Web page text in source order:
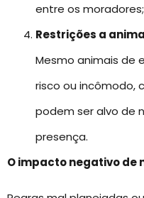
entre os moradores;
Restrições a
Mesmo animais de
risco ou incômodo,
podem ser alvo de
presença.
O impacto negativo de